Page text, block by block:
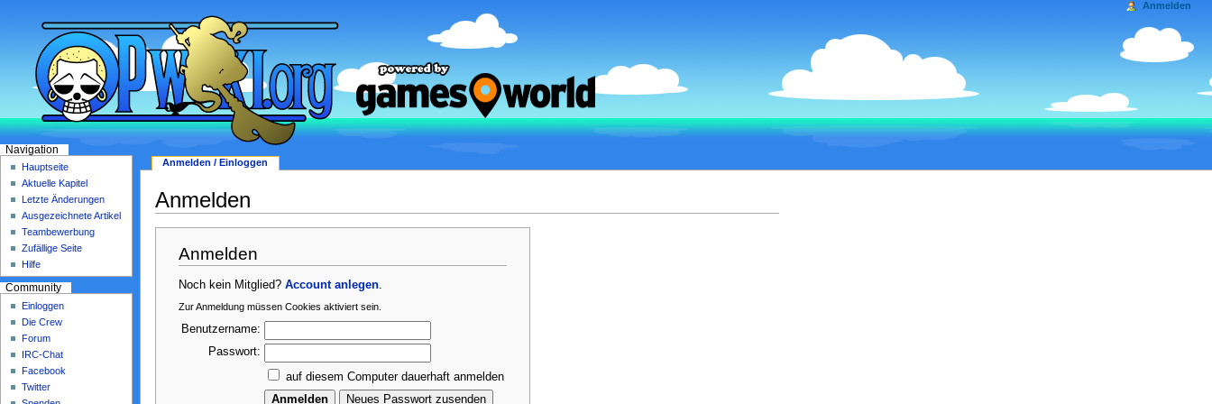
Anmelden
Anmelden
Noch kein Mitglied?Account anlegen
Zur Anmeldung müssen Cookies aktiviert sein.
Benutzername:
Passwort:
auf diesem Computer dauerhaft anmelden
Anmelden / Einloggen
Anmelden
Navigation
Hauptseite
Aktuelle Kapitel
Letzte Änderungen
Ausgezeichnete Artikel
Teambewerbung
Zufällige Seite
Hilfe
Community
Einloggen
Die Crew
Forum
IRC-Chat
Facebook
Twitter